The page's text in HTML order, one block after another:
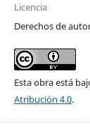
Licencia
Derechos de
Esta obra está
Atribución 4.0.